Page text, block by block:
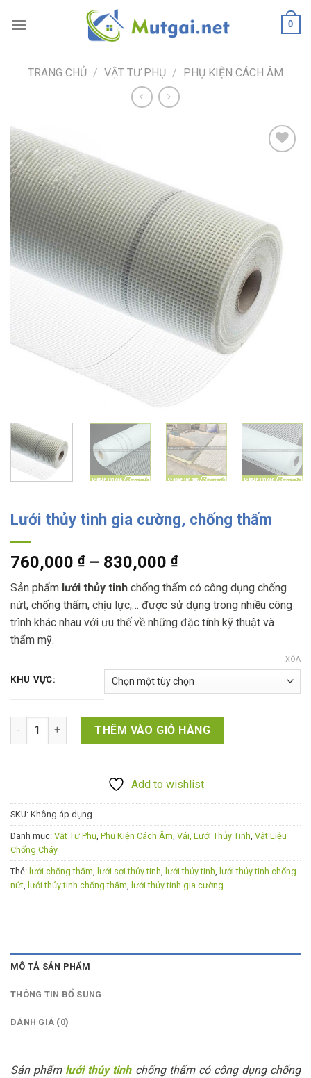
0
TRANG CHỦ / VẬT TƯ PHỤ / PHỤ KIỆN CÁCH ÂM
Lưới thủy tinh gia cường, chống thấm
760,000 ₫ – 830,000 ₫Khoảng
giá:
từ
760,000 ₫
đến
Sản phẩm lưới thủy tinh chống thấm có công dụng chống
nứt, chống thấm, chịu lực,… được sử dụng trong nhiều công
trình khác nhau với ưu thế về những đặc tính kỹ thuật và
thẩm mỹ.
KHU VỰC:
XÓA
Lưới thủy tinh gia cường, chống thấm số lượng
THÊM VÀO GIỎ HÀNG
Add to wishlist
SKU: Không áp dụng
Danh mục: Vật Tư Phụ Phụ Kiện Cách Âm Vải, Lưới Thủy Tinh Vật Liệu
Chống Cháy
Thẻ: lưới chống thấm lưới sợi thủy tinh lưới thủy tinh lưới thủy tinh chống
nứt lưới thủy tinh chống thấm lưới thủy tinh gia cường
MÔ TẢ SẢN PHẨM
THÔNG TIN BỔ SUNG
ĐÁNH GIÁ (0)
Sản phẩm lưới thủy tinhchống thấm có công dụng chống